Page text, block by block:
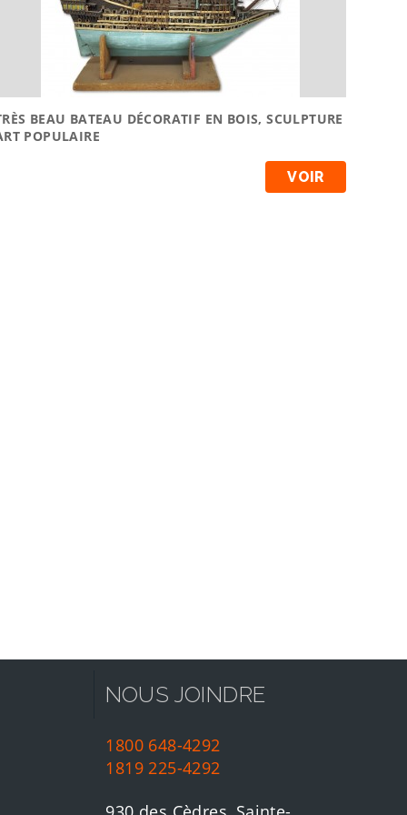
BEAU BATEAU DÉCORATIF EN BOIS, SCULPTURE
POPULAIRE
VOIR
NOUS JOINDRE
1800 648-4292
1819 225-4292